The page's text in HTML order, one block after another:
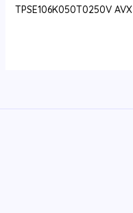
TPSE106K050T0250V AVX